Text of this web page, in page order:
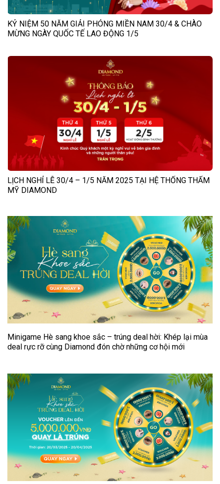
KỶ NIỆM 50 NĂM GIẢI PHÓNG MIỀN NAM 30/4 & CHÀO
MỪNG NGÀY QUỐC TẾ LAO ĐỘNG 1/5
LỊCH NGHỈ LỄ 30/4 – 1/5 NĂM 2025 TẠI HỆ THỐNG THẨM
MỸ DIAMOND
Minigame Hè sang khoe sắc – trúng deal hời: Khép lại mùa
deal rực rỡ cùng Diamond đón chờ những cơ hội mới